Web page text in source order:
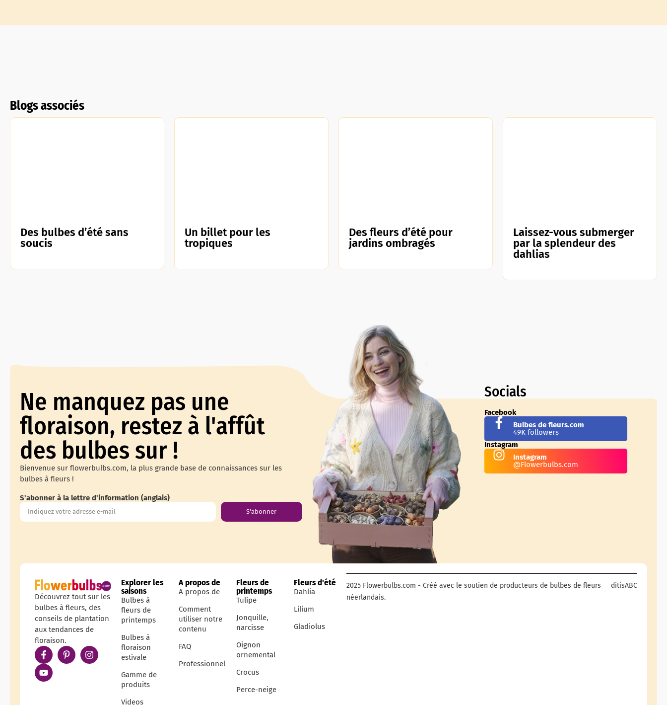
Blogs associés
Des bulbes d’été sans
soucis
Un billet pour les
tropiques
Des fleurs d’été pour
jardins ombragés
Laissez-vous submerger
par la splendeur des
dahlias
Ne manquez pas une
floraison, restez à l'affût
des bulbes sur !
Bienvenue sur flowerbulbs.com, la plus grande base de connaissances sur les
bulbes à fleurs !
S'abonner à la lettre d'information (anglais)
S'abonner
Socials
Facebook
Bulbes de fleurs.com
49K followers
Instagram
Instagram
@Flowerbulbs.com
Découvrez tout sur les
bulbes à fleurs, des
conseils de plantation
aux tendances de
floraison.
Explorer les
saisons
Bulbes à
fleurs de
printemps
Bulbes à
floraison
estivale
Gamme de
produits
Videos
A propos de
A propos de
Comment
utiliser notre
contenu
FAQ
Professionnel
Fleurs de
printemps
Tulipe
Jonquille,
narcisse
Oignon
ornemental
Crocus
Perce-neige
Fleurs d'été
Dahlia
Lilium
Gladiolus
2025 Flowerbulbs.com - Créé avec le soutien de producteurs de bulbes de fleurs
néerlandais.
ditisABC